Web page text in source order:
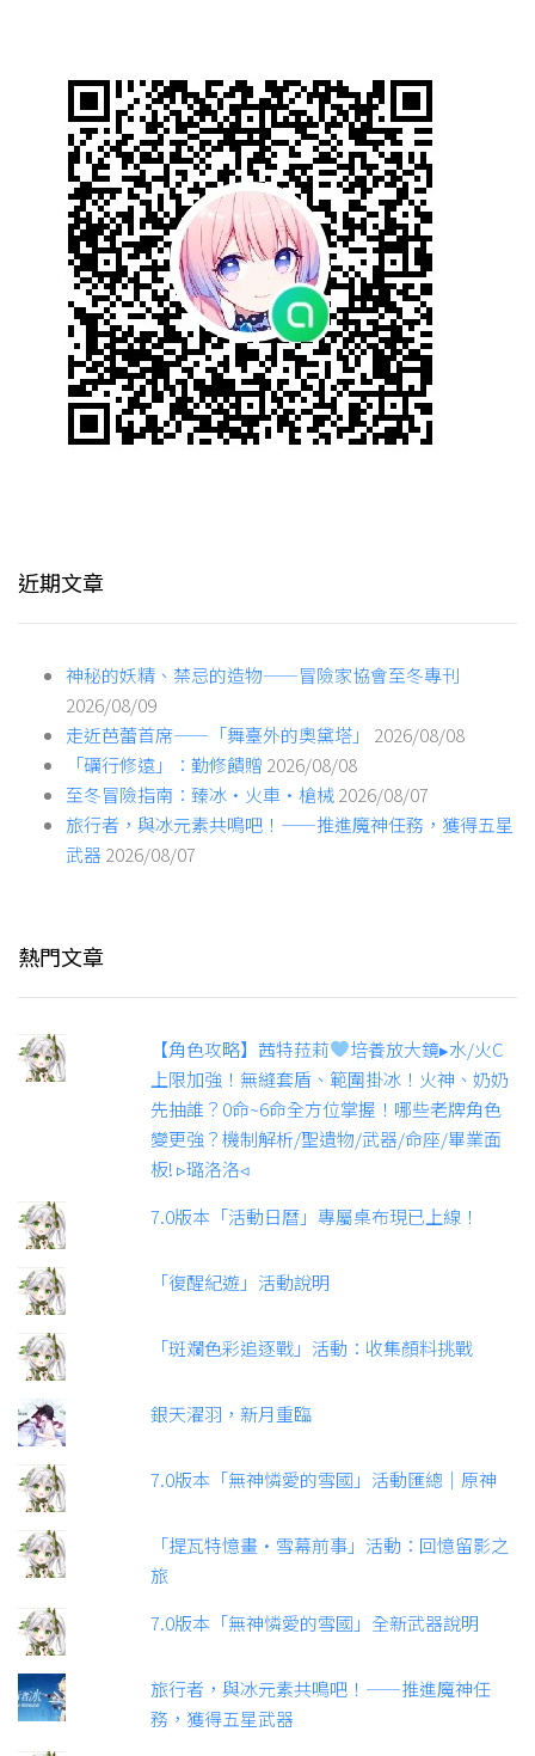
近期文章
神秘的妖精、禁忌的造物——冒險家協會至冬專刊
2026/08/09
走近芭蕾首席——「舞臺外的奧黛塔」
2026/08/08
「礪行修遠」：勤修饋贈 2026/08/08
至冬冒險指南：臻冰·火車·槍械2026/08/07
旅行者，與冰元素共鳴吧！——推進魔神任務，獲得五星
武器2026/08/07
熱門文章
【角色攻略】茜特菈莉
培養放大鏡▸水/火C
上限加強！無縫套盾、範圍掛冰！火神、奶奶
先抽誰？0命~6命全方位掌握！哪些老牌角色
變更強？機制解析/聖遺物/武器/命座/畢業面
板! ▹璐洛洛◃
7.0版本「活動日曆」專屬桌布現已上線！
「復醒紀遊」活動說明
「斑斕色彩追逐戰」活動：收集顏料挑戰
銀天濯羽，新月重臨
7.0版本「無神憐愛的雪國」活動匯總｜原神
「提瓦特憶畫·雪幕前事」活動：回憶留影之
旅
7.0版本「無神憐愛的雪國」全新武器說明
旅行者，與冰元素共鳴吧！——推進魔神任
務，獲得五星武器